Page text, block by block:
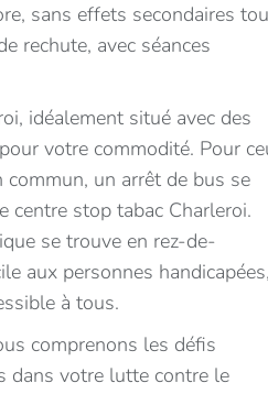
sans effets secondaires
rechute, avec séances
idéalement situé avec des
votre commodité. Pour
un arrêt de bus se
centre stop tabac Charleroi.
se trouve en rez-de-
aux personnes
à tous.
comprenons les défis
dans votre lutte contre le